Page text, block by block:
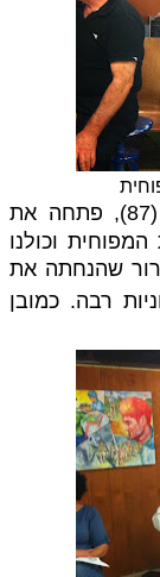
פתחה את
וכולנו
שהנחתה את
רבה. כמובן